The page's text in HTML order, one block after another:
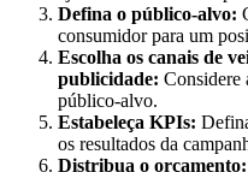
Defina o público-alvo:
consumidor para um
Escolha os canais de
publicidade: Considere
público-alvo.
Estabeleça KPIs:
os resultados da
Distribua o orçamento: